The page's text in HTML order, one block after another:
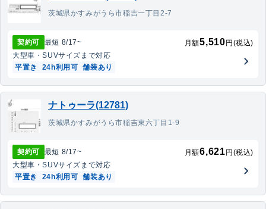
茨城県かすみがうら市稲吉一丁目2-7
契約可 最短 8/17~ 月額5,510 円(税込)
大型車・SUVサイズまで対応
平置き
24h利用可 舗装あり
ナトゥーラ(12781)
茨城県かすみがうら市稲吉東六丁目1-9
契約可 最短 8/17~ 月額6,621 円(税込)
大型車・SUVサイズまで対応
平置き
24h利用可 舗装あり